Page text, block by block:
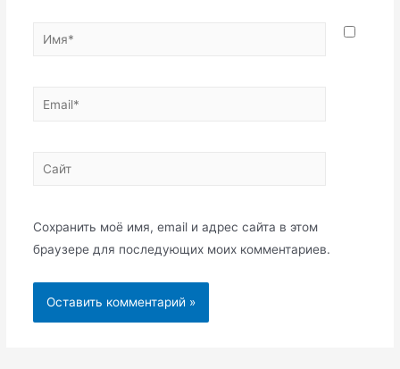
Имя*
Email*
Сайт
Сохранить моё имя, email и адрес сайта в этом
браузере для последующих моих комментариев.